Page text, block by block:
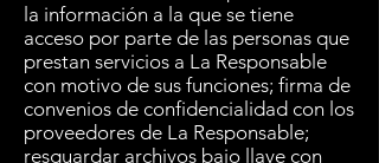
la información a la que se tiene
acceso por parte de las personas que
prestan servicios a La Responsable
con motivo de sus funciones; firma de
convenios de confidencialidad con los
proveedores de La Responsable;
resguardar archivos bajo llave con